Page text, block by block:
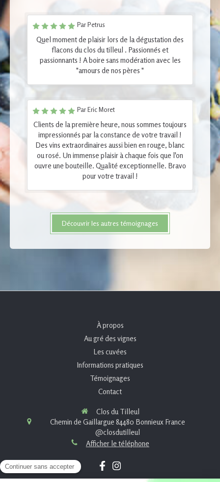
Par Petrus
Quel moment de plaisir lors de la dégustation des
flacons du clos du tilleul . Passionnés et
passionnants ! A boire sans modération avec les
"amours de nos pères "
Par Eric Moret
Clients de la première heure, nous sommes toujours
impressionnés par la constance de votre travail !
Des vins extraordinaires aussi bien en rouge, blanc
ou rosé. Un immense plaisir à chaque fois que l'on
ouvre une bouteille. Qualité exceptionnelle. Bravo
pour votre travail !
Découvrir les autres témoignages
À propos
Au gré des vignes
Les cuvées
Informations pratiques
Témoignages
Contact
Clos du Tilleul
Chemin de Gaillargue 84480 Bonnieux France
@closdutilleul
Afficher le téléphone